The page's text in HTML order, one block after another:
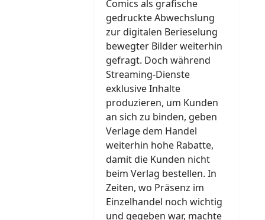
Comics als grafische
gedruckte Abwechslung
zur digitalen Berieselung
bewegter Bilder weiterhin
gefragt. Doch während
Streaming-Dienste
exklusive Inhalte
produzieren, um Kunden
an sich zu binden, geben
Verlage dem Handel
weiterhin hohe Rabatte,
damit die Kunden nicht
beim Verlag bestellen. In
Zeiten, wo Präsenz im
Einzelhandel noch wichtig
und gegeben war, machte